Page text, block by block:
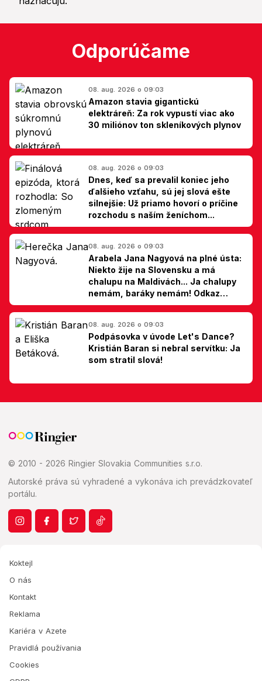
Odporúčame
08. aug. 2026 o 09:03
Amazon stavia gigantickú
elektráreň: Za rok vypustí viac ako
30 miliónov ton skleníkových plynov
08. aug. 2026 o 09:03
Dnes, keď sa prevalil koniec jeho
ďalšieho vzťahu, sú jej slová ešte
silnejšie: Už priamo hovorí o príčine
rozchodu s naším ženíchom...
08. aug. 2026 o 09:03
Arabela Jana Nagyová na plné ústa:
Niekto žije na Slovensku a má
chalupu na Maldivách... Ja chalupy
nemám, baráky nemám! Odkaz
Slovákom
08. aug. 2026 o 09:03
Podpásovka v úvode Let's Dance?
Kristián Baran si nebral servítku: Ja
som stratil slová!
© 2010 - 2026 Ringier Slovakia Communities s.r.o.
Autorské práva sú vyhradené a vykonáva ich prevádzkovateľ
portálu.
Koktejl
O nás
Kontakt
Reklama
Kariéra v Azete
Pravidlá používania
Cookies